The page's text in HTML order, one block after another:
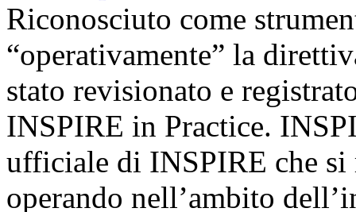
Riconosciuto come
“operativamente” la
stato revisionato e
INSPIRE in Practice.
ufficiale di INSPIRE che
operando nell’ambito